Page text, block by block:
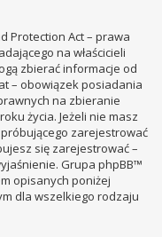
Protection Act – prawa
na właścicieli
zbierać informacje od
– obowiązek posiadania
na zbieranie
życia. Jeżeli nie masz
zarejestrować
się zarejestrować –
Grupa phpBB™
opisanych poniżej
dla wszelkiego rodzaju